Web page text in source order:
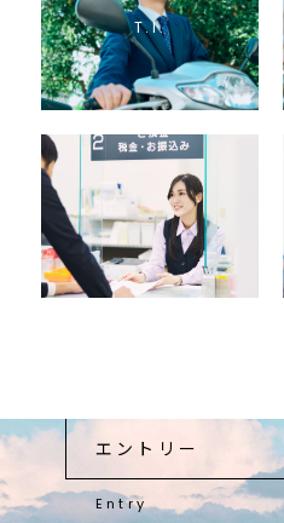
T.I.
エントリー
Entry